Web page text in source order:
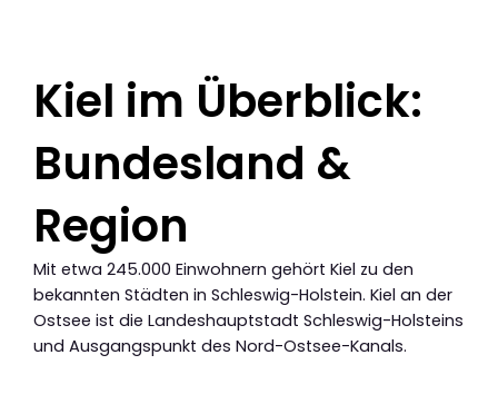
Kiel im Überblick:
Bundesland &
Region
Mit etwa 245.000 Einwohnern gehört Kiel zu den
bekannten Städten in Schleswig-Holstein. Kiel an der
Ostsee ist die Landeshauptstadt Schleswig-Holsteins
und Ausgangspunkt des Nord-Ostsee-Kanals.